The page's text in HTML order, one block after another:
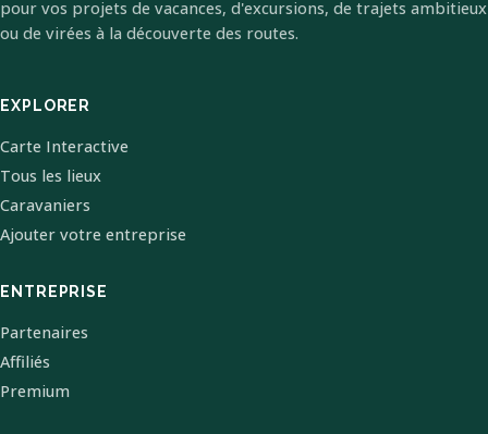
pour vos projets de vacances, d'excursions, de trajets ambitieux
ou de virées à la découverte des routes.
EXPLORER
Carte Interactive
Tous les lieux
Caravaniers
Ajouter votre entreprise
ENTREPRISE
Partenaires
Affiliés
Premium